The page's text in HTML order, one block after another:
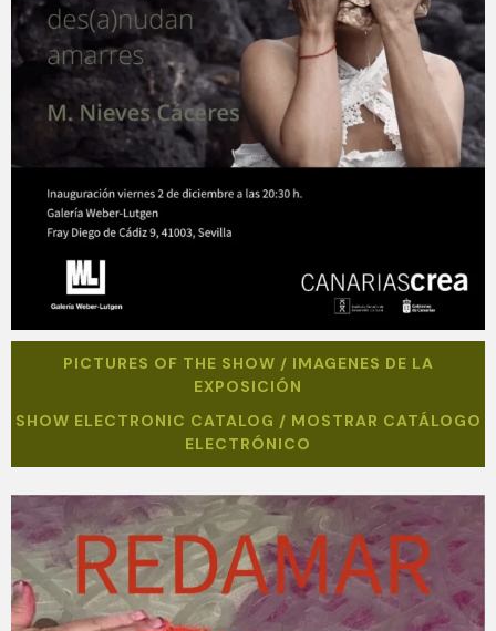
PICTURES OF THE SHOW / IMAGENES DE LA
EXPOSICIÓN
SHOW ELECTRONIC CATALOG / MOSTRAR CATÁLOGO
ELECTRÓNICO